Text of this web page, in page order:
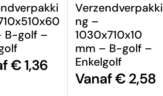
B-golf –
€ 1,36
Verzendverpakki
ng –
1030x710x10
mm – B-golf –
Enkelgolf
Normale
Vanaf € 2,58